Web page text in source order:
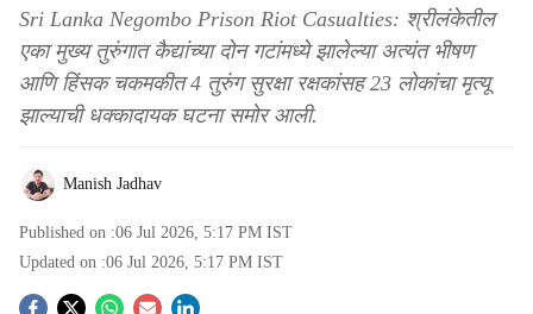
Sri Lanka Negombo Prison Riot Casualties: श्रीलंकेतील
एका मुख्य तुरुंगात कैद्यांच्या दोन गटांमध्ये झालेल्या अत्यंत भीषण
आणि हिंसक चकमकीत 4 तुरुंग सुरक्षा रक्षकांसह 23 लोकांचा मृत्यू
झाल्याची धक्कादायक घटना समोर आली.
Manish Jadhav
Published on :06 Jul 2026, 5:17 PM IST
Updated on :06 Jul 2026, 5:17 PM IST